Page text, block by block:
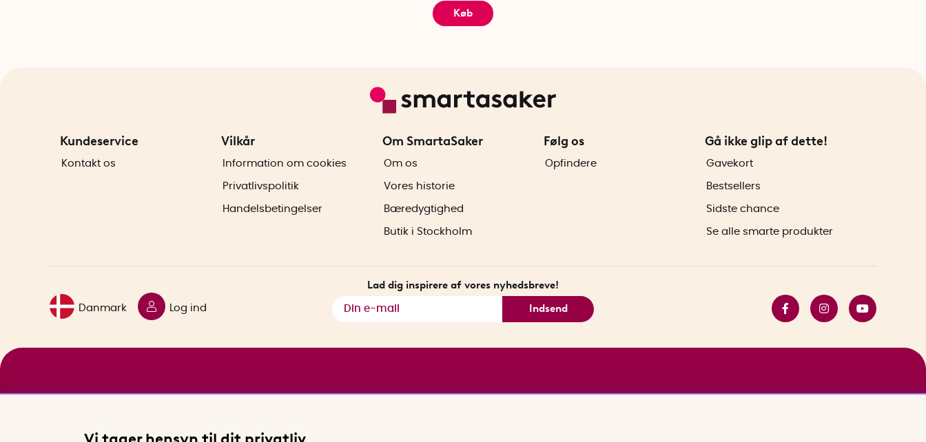
Køb
Kundeservice
Kontakt os
Vilkår
Information om cookies
Privatlivspolitik
Handelsbetingelser
Om SmartaSaker
Om os
Vores historie
Bæredygtighed
Butik i Stockholm
Følg os
Opfindere
Gå ikke glip af dette!
Gavekort
Bestsellers
Sidste chance
Se alle smarte produkter
Danmark Log ind
Lad dig inspirere af vores nyhedsbreve!
Indsend